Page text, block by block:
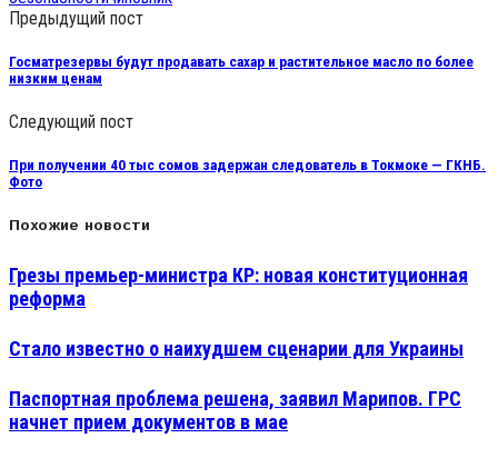
Предыдущий пост
Госматрезервы будут продавать сахар и растительное масло по более
низким ценам
Следующий пост
При получении 40 тыс сомов задержан следователь в Токмоке — ГКНБ.
Фото
Похожие новости
Грезы премьер-министра КР: новая конституционная
реформа
Стало известно о наихудшем сценарии для Украины
Паспортная проблема решена, заявил Марипов. ГРС
начнет прием документов в мае